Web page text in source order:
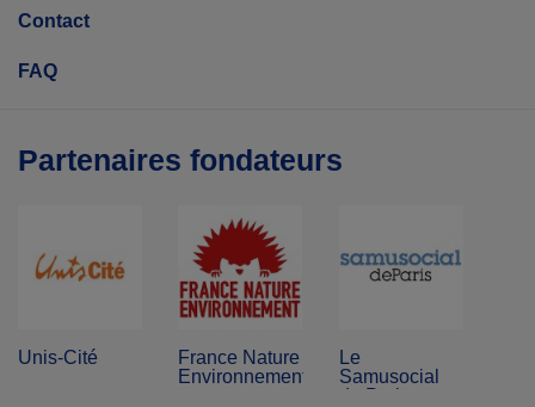
Contact
FAQ
Partenaires fondateurs
Unis-Cité
France Nature
Environnement
Le
Samusocial
de Paris